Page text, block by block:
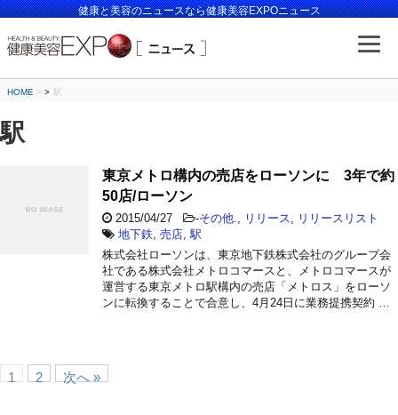
健康と美容のニュースなら健康美容EXPOニュース
HOME > 駅
駅
東京メトロ構内の売店をローソンに 3年で約
50店/ローソン
2015/04/27 -その他. リリース
リリースリスト
地下鉄 売店 駅
株式会社ローソンは、東京地下鉄株式会社のグループ会
社である株式会社メトロコマースと、メトロコマースが
運営する東京メトロ駅構内の売店「メトロス」をローソ
ンに転換することで合意し、4月24日に業務提携契約 …
1 2 次へ »